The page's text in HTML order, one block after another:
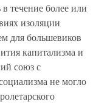
течение более или
изоляции
для большевиков
капитализма и
союз с
не могло